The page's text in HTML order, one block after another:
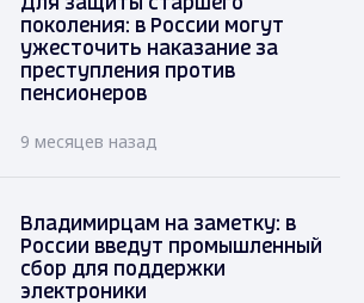
Для защиты старшего
поколения: в России могут
ужесточить наказание за
преступления против
пенсионеров
9 месяцев назад
Владимирцам на заметку: в
России введут промышленный
сбор для поддержки
электроники